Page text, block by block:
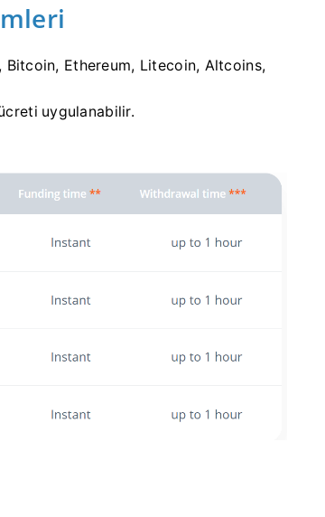
Bitcoin, Ethereum, Litecoin, Altcoins,
uygulanabilir.